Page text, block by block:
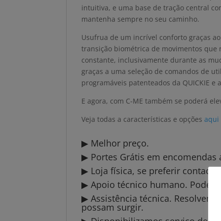
intuitiva, e uma base de tração central
mantenha sempre no seu caminho.
Usufrua de um incrível conforto graças
transição biométrica de movimentos que
constante, inclusivamente durante as
graças a uma seleção de comandos de
programáveis patenteados da QUICKIE e
E agora, com C-ME também se poderá
Veja todas a características e opçõesaqui
▶ Melhor preço.
▶ Portes Grátis em encomendas
▶ Loja física, se preferir
▶ Apoio técnico humano. Pode
▶ Assistência técnica.
possam surgir.